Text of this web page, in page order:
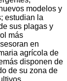
modelos y
estudian la
sus plagas y
más
en
agrícola de
disponen de
de su zona de